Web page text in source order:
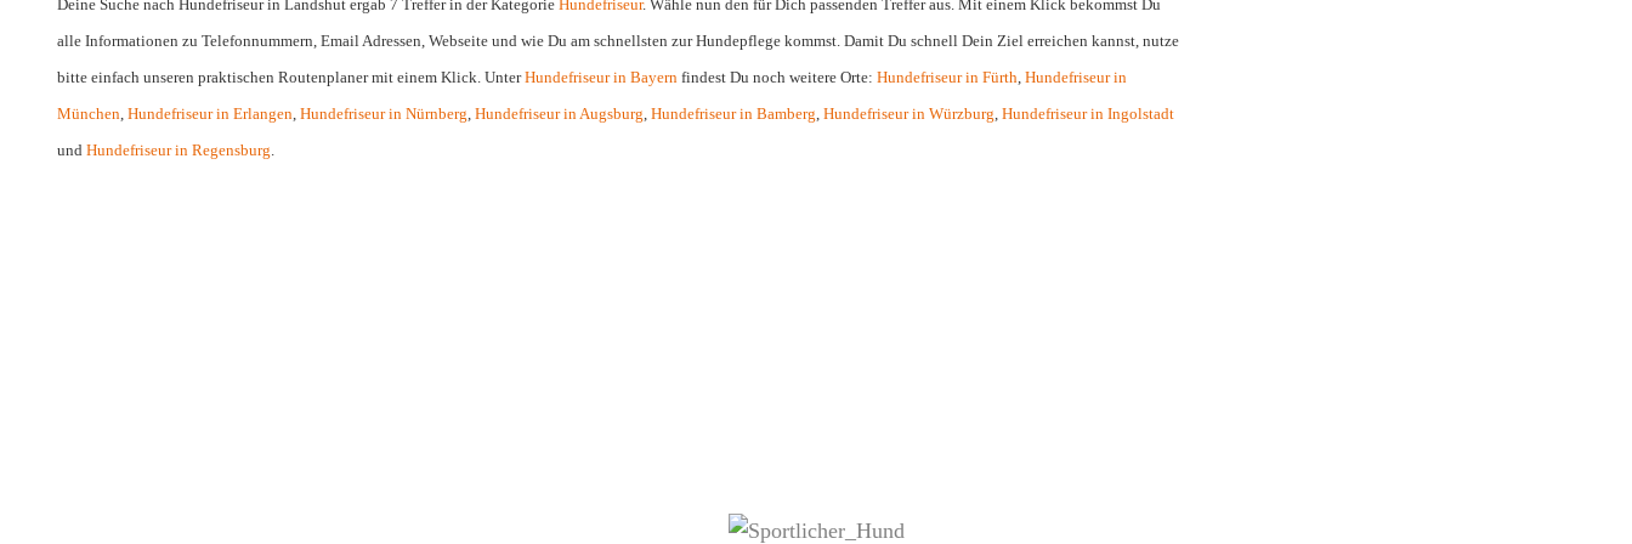
Deine Suche nach Hundefriseur in Landshut ergab 7 Treffer in der Kategorie Hundefriseur. Wähle nun den für Dich passenden Treffer aus. Mit einem Klick bekommst Du
alle Informationen zu Telefonnummern, Email Adressen, Webseite und wie Du am schnellsten zur Hundepflege kommst. Damit Du schnell Dein Ziel erreichen kannst, nutze
bitte einfach unseren praktischen Routenplaner mit einem Klick. UnterHundefriseur in Bayern findest Du noch weitere Orte: Hundefriseur in Fürth Hundefriseur in
München Hundefriseur in Erlangen Hundefriseur in Nürnberg Hundefriseur in Augsburg Hundefriseur in Bamberg Hundefriseur in Würzburg Hundefriseur in Ingolstadt
und Hundefriseur in Regensburg